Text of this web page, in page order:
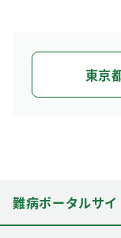
東京
難病ポータルサイ